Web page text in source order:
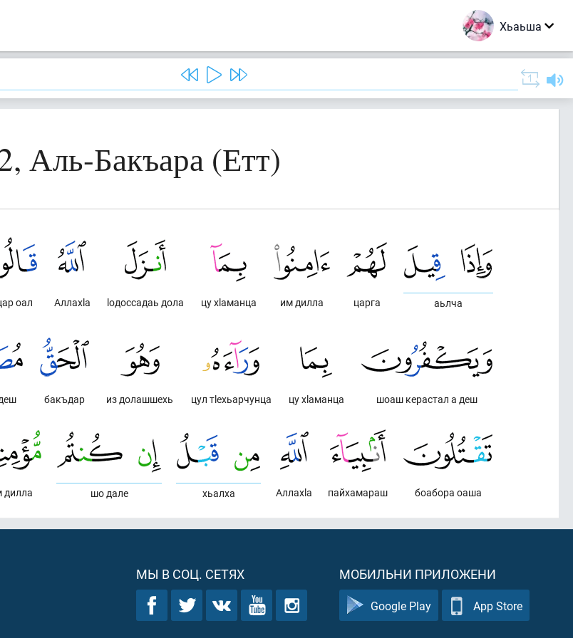
Хьаьша
Аль-Бакъара (Етт)
аьлча
царга
им дилла
цу хlаманца
lодоссадаь дола
Аллахlа
оал
шоаш керастал а деш
цу хlаманца
цул тlехьарчунца
из долашшехь
бакъдар
боабора оаша
пайхамараш
Аллахlа
хьалха
шо дале
МЫ В СОЦ. СЕТЯХ МОБИЛЬНИ ПРИЛОЖЕНИ
Google Play App Store